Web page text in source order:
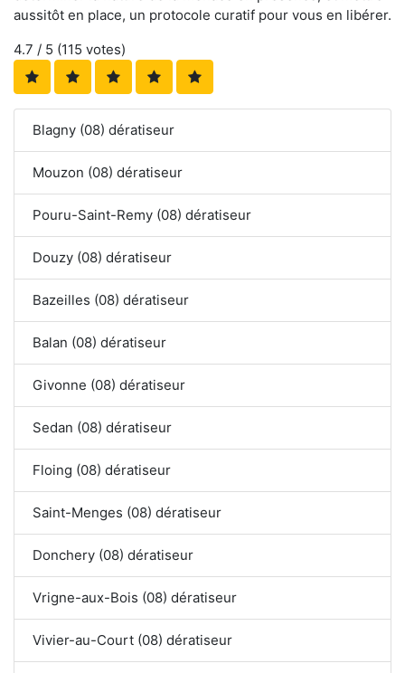
aussitôt en place, un protocole curatif pour vous en libérer.
4.7 / 5 (115 votes)
Blagny (08) dératiseur
Mouzon (08) dératiseur
Pouru-Saint-Remy (08) dératiseur
Douzy (08) dératiseur
Bazeilles (08) dératiseur
Balan (08) dératiseur
Givonne (08) dératiseur
Sedan (08) dératiseur
Floing (08) dératiseur
Saint-Menges (08) dératiseur
Donchery (08) dératiseur
Vrigne-aux-Bois (08) dératiseur
Vivier-au-Court (08) dératiseur